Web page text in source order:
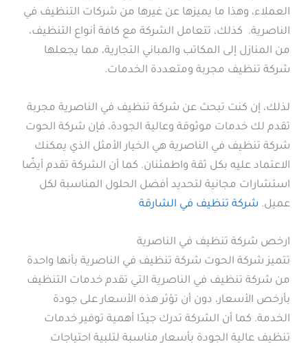
العملاء، وهذا ما يميزها عن غيرها من شركات التنظيف في
الناصرية. كذلك، تتعامل الشركة مع كافة أنواع التنظيف،
من المنازل إلى المكاتب والمباني التجارية، مما يجعلها
شركة تنظيف مجربة ومتعددة الخدمات.
لذلك، إن كنت تبحث عن شركة تنظيف في الناصرية مجربة
تقدم لك خدمات موثوقة وعالية الجودة، فإن شركة الحوت
شركة تنظيف في الناصرية هي الخيار الأمثل الذي يمكنك
الاعتماد عليه بكل ثقة واطمئنان. كما أن الشركة تقدم أيضًا
استشارات مجانية لتحديد أفضل الحلول المناسبة لكل
عميل. شركة تنظيف في الشارقة
ارخص شركة تنظيف في الناصرية
تتميز شركة الحوت شركة تنظيف في الناصرية بأنها واحدة
من شركة تنظيف في الناصرية التي تقدم خدمات التنظيف
بأرخص الأسعار، دون أن تؤثر هذه الأسعار على جودة
الخدمة. كما أن الشركة تدرك جيدًا أهمية توفير خدمات
تنظيف عالية الجودة بأسعار مناسبة لتلبية احتياجات